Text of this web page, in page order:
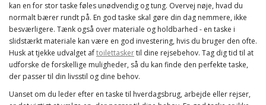
kan en for stor taske føles unødvendig og tung. Overvej nøje, hvad du
normalt bærer rundt på. En god taske skal gøre din dag nemmere, ikke
besværligere. Tænk også over materiale og holdbarhed - en taske i
slidstærkt materiale kan være en god investering, hvis du bruger den ofte.
Husk at tjekke udvalget aftoilettaskertil dine rejsebehov. Tag dig tid til at
udforske de forskellige muligheder, så du kan finde den perfekte taske,
der passer til din livsstil og dine behov.
Uanset om du leder efter en taske til hverdagsbrug, arbejde eller rejser,